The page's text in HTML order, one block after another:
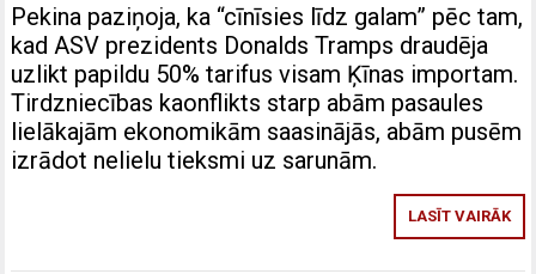
Pekina paziņoja, ka “cīnīsies līdz galam” pēc tam,
kad ASV prezidents Donalds Tramps draudēja
uzlikt papildu 50% tarifus visam Ķīnas importam.
Tirdzniecības kaonflikts starp abām pasaules
lielākajām ekonomikām saasinājās, abām pusēm
izrādot nelielu tieksmi uz sarunām.
LASĪT VAIRĀK